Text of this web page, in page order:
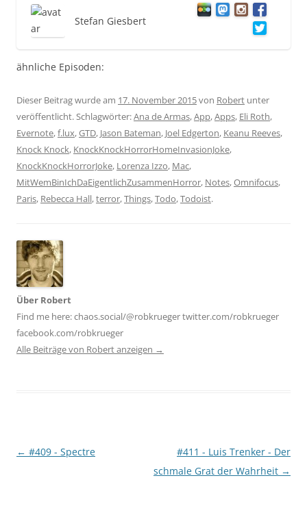
Stefan Giesbert
ähnliche Episoden:
Dieser Beitrag wurde am 17. November 2015von Robert unter
veröffentlicht. Schlagwörter:Ana de Armas,App,Apps, Eli Roth,
Evernote,f.lux,GTD, Jason Bateman, Joel Edgerton, Keanu Reeves,
Knock Knock, KnockKnockHorrorHomeInvasionJoke,
KnockKnockHorrorJoke, Lorenza Izzo, Mac,
MitWemBinIchDaEigentlichZusammenHorror, Notes,Omnifocus,
Paris, Rebecca Hall,terror,Things,Todo,Todoist.
Über Robert
Find me here: chaos.social/@robkrueger twitter.com/robkrueger
facebook.com/robkrueger
Alle Beiträge von Robert anzeigen →
Beitragsnavigation
← #409 - Spectre
#411 - Luis Trenker - Der
schmale Grat der Wahrheit →